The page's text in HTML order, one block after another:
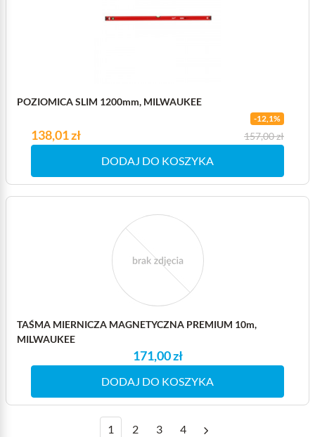
POZIOMICA SLIM 1200mm, MILWAUKEE
-12,1%
Cena
138,01 zł
Cena podstawowa 157,00 zł
DODAJ DO KOSZYKA
TAŚMA MIERNICZA MAGNETYCZNA PREMIUM 10m,
MILWAUKEE
171,00 zł
DODAJ DO KOSZYKA
1 2 3 4